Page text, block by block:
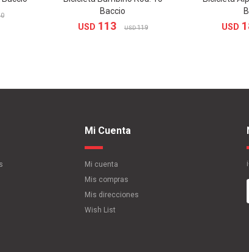
Baccio
USD 113 USD 119 USD
Mi Cuenta
Mi cuenta
Mis compras
Mis direcciones
Wish List